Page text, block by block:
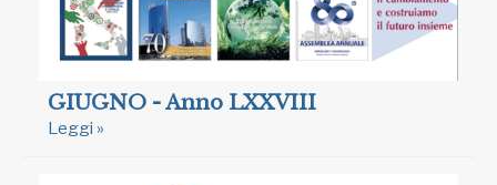
GIUGNO - Anno LXXVIII
Leggi »